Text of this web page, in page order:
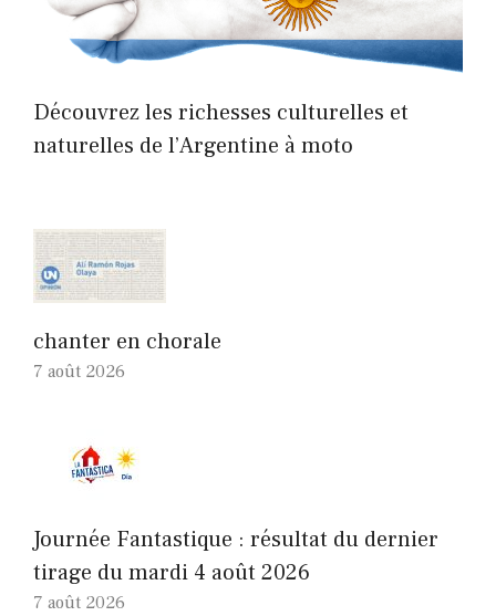
Découvrez les richesses culturelles et
naturelles de l’Argentine à moto
chanter en chorale
7 août 2026
Journée Fantastique : résultat du dernier
tirage du mardi 4 août 2026
7 août 2026